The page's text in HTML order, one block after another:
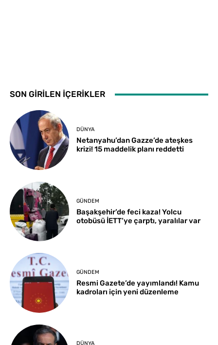
SON GİRİLEN İÇERİKLER
DÜNYA
Netanyahu’dan Gazze’de ateşkes
krizi! 15 maddelik planı reddetti
GÜNDEM
Başakşehir’de feci kaza! Yolcu
otobüsü İETT’ye çarptı, yaralılar var
GÜNDEM
Resmi Gazete’de yayımlandı! Kamu
kadroları için yeni düzenleme
DÜNYA